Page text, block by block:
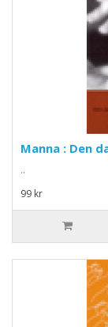
Manna : Den
..
99 kr